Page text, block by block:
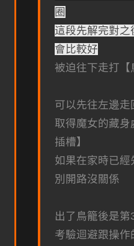
圈
這段先解完對
會比較好
被迫往下走打【
可以先往左邊走
取得魔女的藏
插槽】
如果在家時已
別開路沒關係
出了鳥籠後是
考驗迴避跟操作